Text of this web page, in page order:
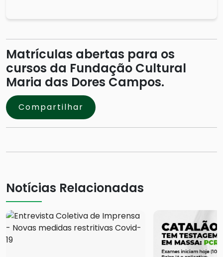
Matrículas abertas para os
cursos da Fundação Cultural
Maria das Dores Campos.
Compartilhar
Notícias Relacionadas